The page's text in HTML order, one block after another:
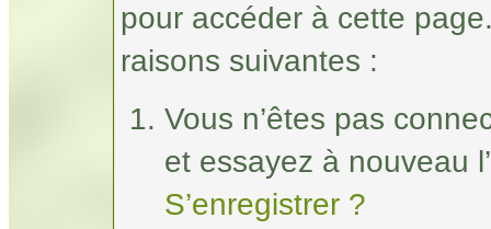
pour accéder à cette
raisons suivantes :
Vous n’êtes pas
et essayez à nouveau
S’enregistrer ?